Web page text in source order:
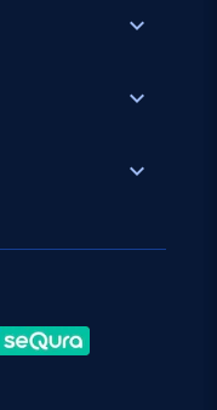
expand_more
expand_more
expand_more